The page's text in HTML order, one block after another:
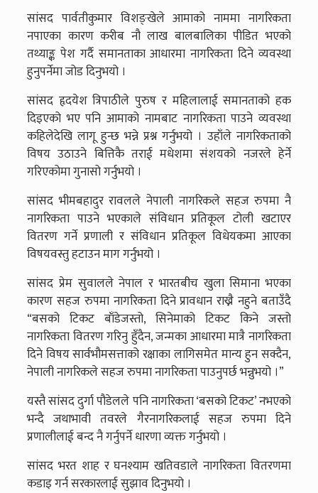
सांसद पार्वतीकुमार विशङ्खेले आमाको नाममा नागरिकता
नपाएका कारण करीब नौ लाख बालबालिका पीडित भएको
तथ्याङ्क पेश गर्दै समानताका आधारमा नागरिकता दिने व्यवस्था
हुनुपर्नेमा जोड दिनुभयो ।
सांसद हृदयेश त्रिपाठीले पुरुष र महिलालाई समानताको हक
दिइएको भए पनि आमाको नामबाट नागरिकता पाउने व्यवस्था
कहिलेदेखि लागू हुन्छ भन्ने प्रश्न गर्नुभयो । उहाँले नागरिकताको
विषय उठाउने बित्तिकै तराई मधेशमा संशयको नजरले हेर्ने
गरिएकोमा गुनासो गर्नुभयो ।
सांसद भीमबहादुर रावलले नेपाली नागरिकले सहज रुपमा नै
नागरिकता पाउने भएकाले संविधान प्रतिकूल टोली खटाएर
वितरण गर्ने प्रणाली र संविधान प्रतिकूल विधेयकमा आएका
विषयवस्तु हटाउन माग गर्नुभयो ।
सांसद प्रेम सुवालले नेपाल र भारतबीच खुला सिमाना भएका
कारण सहज रुपमा नागरिकता दिने प्रावधान राख्नै नहुने बताउँदै
“बसको टिकट बाँडेजस्तो, सिनेमाको टिकट किने जस्तो
नागरिकता वितरण गरिनु हुँदैन, जन्मका आधारमा मात्रै नागरिकता
दिने विषय सार्वभौमसत्ताको रक्षाका लागिसमेत मान्य हुन सक्दैन,
नेपाली नागरिकले सहज रुपमा नागरिकता पाउनुपर्छ भन्नुभयो ।”
यस्तै सांसद दुर्गा पौडेलले पनि नागरिकता ‘बसको टिकट’ नभएको
भन्दै जथाभावी तवरले गैरनागरिकलाई सहज रुपमा दिने
प्रणालीलाई बन्द नै गर्नुपर्ने धारणा व्यक्त गर्नुभयो ।
सांसद भरत शाह र घनश्याम खतिवडाले नागरिकता वितरणमा
कडाइ गर्न सरकारलाई सुझाव दिनुभयो ।